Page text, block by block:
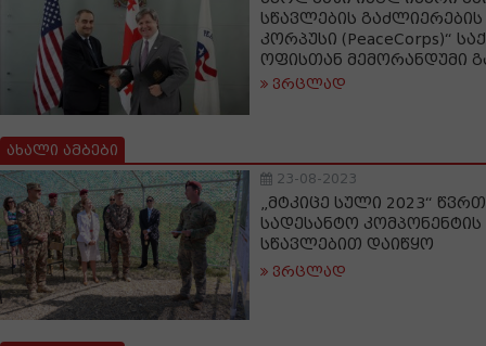
სწავლების გაძლიერების
კორპუსი (PeaceCorps)“
ოფისთან მემორანდუმი
ვრცლად
ახალი ამბები
23-08-2023
„მტკიცე სული 2023“
სადესანტო კომპონენტის
სწავლებით დაიწყო
ვრცლად